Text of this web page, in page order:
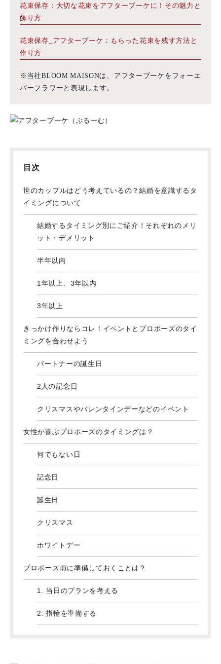
花束保存：大切な花束をアフターブーケに！その魅力と
飾り方
花束保存_アフターブーケ：もらった花束を残す方法と
作り方
※当社BLOOM MAISONは、アフターブーケをフォーエ
バーフラワーと表現します。
目次
世のカップルはどう考えているの？結婚を意識するタ
イミングについて
結婚するタイミング別にご紹介！それぞれのメリ
ット・デメリット
半年以内
1年以上、3年以内
3年以上
きっかけ作りならコレ！イベントとプロポーズのタイ
ミングを合わせよう
パートナーの誕生日
2人の記念日
クリスマスやバレンタインデーなどのイベント
女性が喜ぶプロポーズのタイミングは？
何でもない日
記念日
誕生日
クリスマス
ホワイトデー
プロポーズ前に準備しておくことは？
1. 当日のプランを考える
2. 指輪を準備する